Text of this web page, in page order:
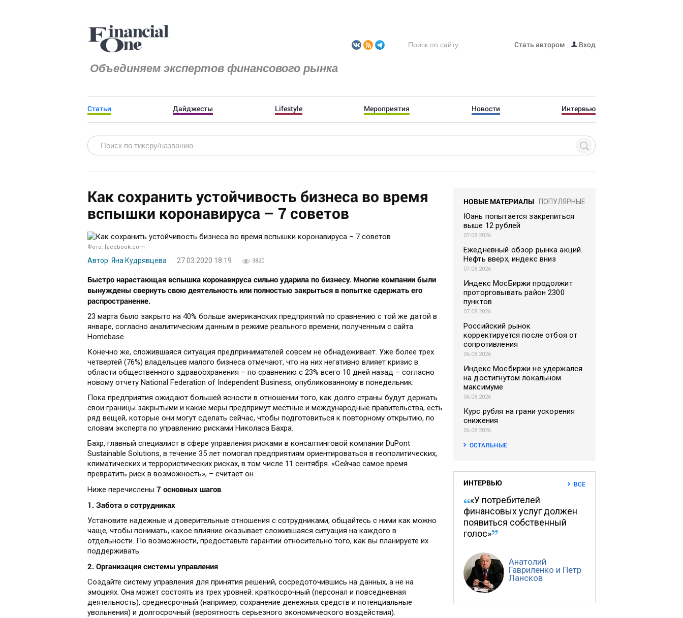
Объединяем экспертов финансового рынка
Стать автором Вход
Статьи Дайджесты Lifestyle Мероприятия Новости Интервью
Как сохранить устойчивость бизнеса во время
вспышки коронавируса – 7 советов
Фото: facebook.com
Автор: Яна Кудрявцева 27.03.2020 18:19 3820
Быстро нарастающая вспышка коронавируса сильно ударила по бизнесу. Многие компании были
вынуждены свернуть свою деятельность или полностью закрыться в попытке сдержать его
распространение.
23 марта было закрыто на 40% больше американских предприятий по сравнению с той же датой в
январе, согласно аналитическим данным в режиме реального времени, полученным с сайта
Homebase.
Конечно же, сложившаяся ситуация предпринимателей совсем не обнадеживает. Уже более трех
четвертей (76%) владельцев малого бизнеса отмечают, что на них негативно влияет кризис в
области общественного здравоохранения – по сравнению с 23% всего 10 дней назад – согласно
новому отчету National Federation of Independent Business, опубликованному в понедельник.
Пока предприятия ожидают большей ясности в отношении того, как долго страны будут держать
свои границы закрытыми и какие меры предпримут местные и международные правительства, есть
ряд вещей, которые они могут сделать сейчас, чтобы подготовиться к повторному открытию, по
словам эксперта по управлению рисками Николаса Бахра.
Бахр, главный специалист в сфере управления рисками в консалтинговой компании DuPont
Sustainable Solutions, в течение 35 лет помогал предприятиям ориентироваться в геополитических,
климатических и террористических рисках, в том числе 11 сентября. «Сейчас самое время
превратить риск в возможность», – считает он.
Ниже перечислены 7 основных шагов.
1. Забота о сотрудниках
Установите надежные и доверительные отношения с сотрудниками, общайтесь с ними как можно
чаще, чтобы понимать, какое влияние оказывает сложившаяся ситуация на каждого в
отдельности. По возможности, предоставьте гарантии относительно того, как вы планируете их
поддерживать.
2. Организация системы управления
Создайте систему управления для принятия решений, сосредоточившись на данных, а не на
эмоциях. Она может состоять из трех уровней: краткосрочный (персонал и повседневная
деятельность), среднесрочный (например, сохранение денежных средств и потенциальные
увольнения) и долгосрочный (вероятность серьезного экономического воздействия).
НОВЫЕ МАТЕРИАЛЫ ПОПУЛЯРНЫЕ
Юань попытается закрепиться
выше 12 рублей
07.08.2026
Ежедневный обзор рынка акций.
Нефть вверх, индекс вниз
07.08.2026
Индекс МосБиржи продолжит
проторговывать район 2300
пунктов
07.08.2026
Российский рынок
корректируется после отбоя от
сопротивления
06.08.2026
Индекс Мосбиржи не удержался
на достигнутом локальном
максимуме
06.08.2026
Курс рубля на грани ускорения
снижения
06.08.2026
ОСТАЛЬНЫЕ
ИНТЕРВЬЮ ВСЕ
«У потребителей
финансовых услуг должен
появиться собственный
голос»
Анатолий
Гавриленко и Петр
Лансков